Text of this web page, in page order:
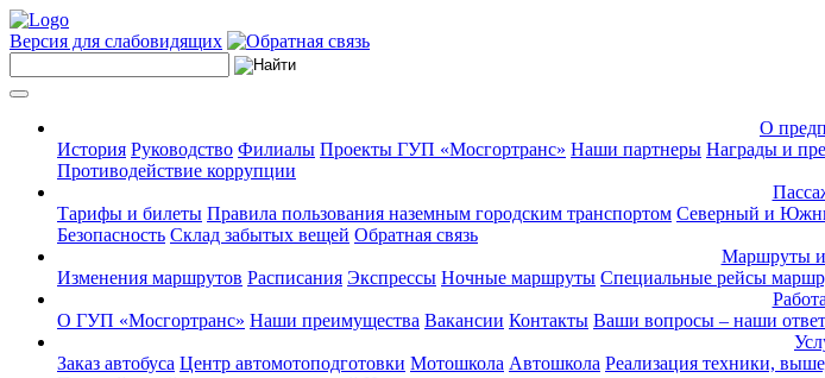
Версия для слабовидящих
О
История Руководство Филиалы Проекты ГУП «Мосгортранс» Наши партнеры Награды и
Противодействие коррупции
Тарифы и билеты Правила пользования наземным городским транспортом Северный и
Безопасность Склад забытых вещей Обратная связь
Маршруты и
Изменения маршрутов Расписания Экспрессы Ночные маршруты Специальные рейсы
О ГУП «Мосгортранс» Наши преимущества Вакансии Контакты Ваши вопросы – наши
Заказ автобуса Центр автомотоподготовки Мотошкола Автошкола Реализация техники,